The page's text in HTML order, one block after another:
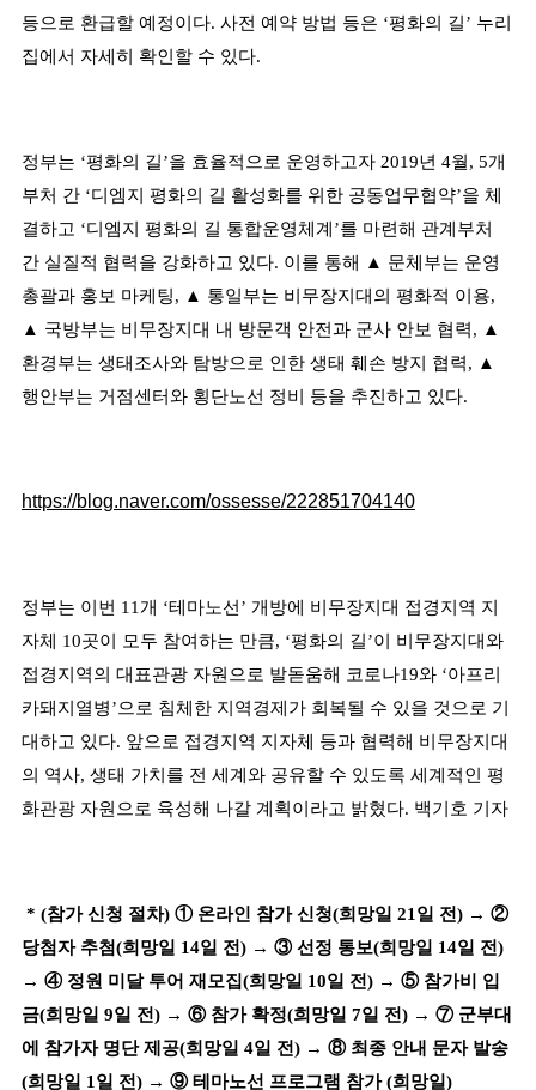
등으로 환급할 예정이다. 사전 예약 방법 등은 ‘평화의 길’ 누리
집에서 자세히 확인할 수 있다.
정부는 ‘평화의 길’을 효율적으로 운영하고자 2019년 4월, 5개
부처 간 ‘디엠지 평화의 길 활성화를 위한 공동업무협약’을 체
결하고 ‘디엠지 평화의 길 통합운영체계 ’를 마련해 관계부처
간 실질적 협력을 강화하고 있다. 이를 통해 ▲ 문체부는 운영
총괄과 홍보 마케팅, ▲ 통일부는 비무장지대의 평화적 이용,
▲ 국방부는 비무장지대 내 방문객 안전과 군사 안보 협력, ▲
환경부는 생태조사와 탐방으로 인한 생태 훼손 방지 협력, ▲
행안부는 거점센터와 횡단노선 정비 등을 추진하고 있다.
https://blog.naver.com/ossesse/222851704140
정부는 이번 11 개 ‘테마노선 ’ 개방에 비무장지대 접경지역 지
자체 10곳이 모두 참여하는 만큼, ‘평화의 길’이 비무장지대와
접경지역의 대표관광 자원으로 발돋움해 코로나19와 ‘아프리
카돼지열병’으로 침체한 지역경제가 회복될 수 있을 것으로 기
대하고 있다. 앞으로 접경지역 지자체 등과 협력해 비무장지대
의 역사, 생태 가치를 전 세계와 공유할 수 있도록 세계적인 평
화관광 자원으로 육성해 나갈 계획이라고 밝혔다. 백기호 기자
* (참가 신청 절차) ① 온라인 참가 신청(희망일 21 일 전) → ②
당첨자 추첨(희망일 14일 전) → ③선정 통보(희망일 14일 전)
→ ④ 정원 미달 투어 재모집(희망일 10일 전) → ⑤ 참가비 입
금(희망일 9일 전) → ⑥ 참가 확정(희망일 7일 전) → ⑦ 군부대
에 참가자 명단 제공(희망일 4일 전) → ⑧ 최종 안내 문자 발송
(희망일 1 일 전) → ⑨테마노선 프로그램 참가(희망일)